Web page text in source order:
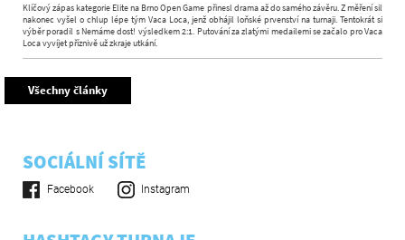
Klíčový zápas kategorie Elite na Brno Open Game přinesl drama až do samého závěru. Z měření sil
nakonec vyšel o chlup lépe tým Vaca Loca, jenž obhájil loňské prvenství na turnaji. Tentokrát si
výběr poradil s Nemáme dost! výsledkem 2:1. Putování za zlatými medailemi se začalo pro Vaca
Loca vyvíjet příznivě už zkraje utkání.
Všechny články
SOCIÁLNÍ SÍTĚ
Facebook Instagram